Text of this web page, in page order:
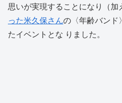
思いが実現することになり（加
った米久保さんの〈年齢バンド
たイベントとな りました。